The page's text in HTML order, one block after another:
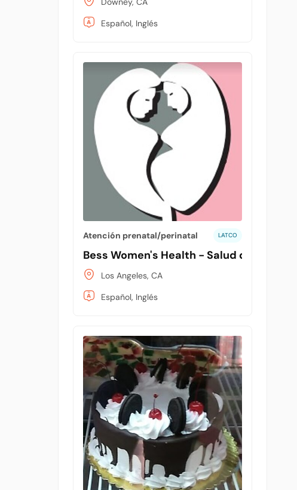
Español, Inglés
Atención prenatal/perinatal LATCO
Bess Women's Health - Salud de la
Los Angeles, CA
Español, Inglés